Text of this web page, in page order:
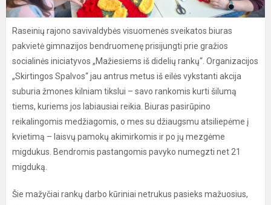
Raseinių rajono savivaldybės visuomenės sveikatos biuras
pakvietė gimnazijos bendruomenę prisijungti prie gražios
socialinės iniciatyvos „Mažiesiems iš didelių rankų“. Organizacijos
„Skirtingos Spalvos“ jau antrus metus iš eilės vykstanti akcija
suburia žmones kilniam tikslui – savo rankomis kurti šilumą
tiems, kuriems jos labiausiai reikia. Biuras pasirūpino
reikalingomis medžiagomis, o mes su džiaugsmu atsiliepėme į
kvietimą – laisvų pamokų akimirkomis ir po jų mezgėme
migdukus. Bendromis pastangomis pavyko numegzti net 21
migduką.
Šie mažyčiai rankų darbo kūriniai netrukus pasieks mažuosius,